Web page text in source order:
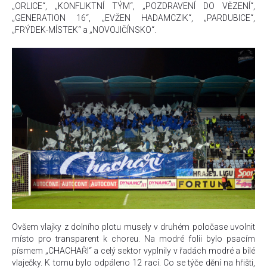
„ORLICE“, „KONFLIKTNÍ TÝM“, „POZDRAVENÍ DO VĚZENÍ“,
„GENERATION 16“, „EVŽEN HADAMCZIK“, „PARDUBICE“,
„FRÝDEK-MÍSTEK“ a „NOVOJIČÍNSKO“.
Ovšem vlajky z dolního plotu musely v druhém poločase uvolnit
místo pro transparent k choreu. Na modré folii bylo psacím
písmem „CHACHAŘI“ a celý sektor vyplnily v řadách modré a bílé
vlaječky. K tomu bylo odpáleno 12 rací. Co se týče dění na hřišti,